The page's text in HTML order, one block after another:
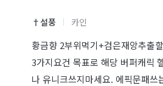
†설풍 카인
황금향 2부위먹기+검은재앙추출
3가지요건 목표로 해당 버퍼캐릭
나 유니크쓰지마세요. 에픽문패